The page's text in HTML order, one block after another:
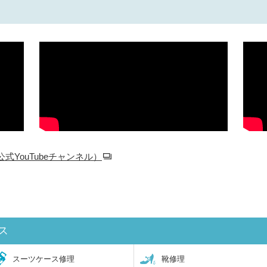
YouTubeチャンネル）
スーツケース修理 靴修理